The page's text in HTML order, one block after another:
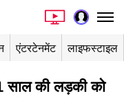
एंटरटेनमेंट लाइफस्टाइल
साल की लड़की को